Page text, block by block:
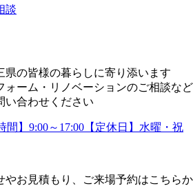
談
県の皆様の暮らしに寄り添います
ォーム・リノベーションのご相談など
い合わせください
間】9:00～17:00【定休日】水曜・祝
やお見積もり、ご来場予約はこちらか